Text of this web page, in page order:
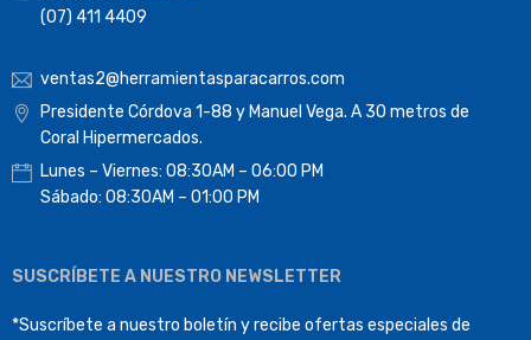
(07) 411 4409
ventas2@herramientasparacarros.com
Presidente Córdova 1-88 y Manuel Vega. A 30 metros de
Coral Hipermercados.
Lunes – Viernes: 08:30AM – 06:00 PM
Sábado: 08:30AM – 01:00 PM
SUSCRÍBETE A NUESTRO NEWSLETTER
*Suscríbete a nuestro boletín y recibe ofertas especiales de